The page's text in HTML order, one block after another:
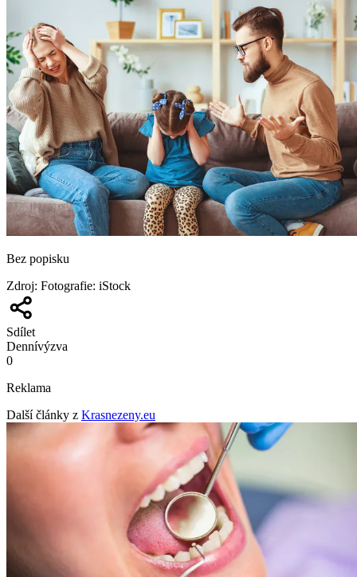
Bez popisku
Zdroj: Fotografie: iStock
Sdílet
Dennívýzva
0
Reklama
Další články z Krasnezeny.eu